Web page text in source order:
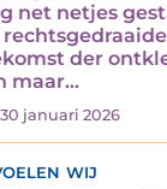
net netjes
der
maar…
30 januari 2026
wij